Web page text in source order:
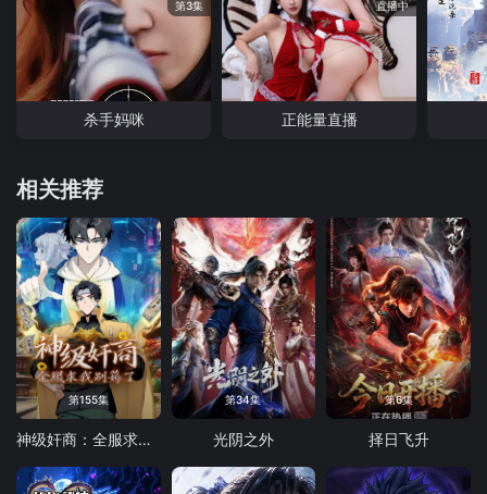
第3集
杀手妈咪
直播中
正能量直播
相关推荐
第155集
神级奸商：全服求我别薅了 动态漫画
第34集
光阴之外
第6集
择日飞升